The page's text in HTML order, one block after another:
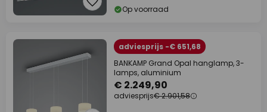
Op voorraad
adviesprijs -€ 651,68
BANKAMP Grand Opal hanglamp, 3-
lamps, aluminium
€ 2.249,90
adviesprijs€ 2.901,58